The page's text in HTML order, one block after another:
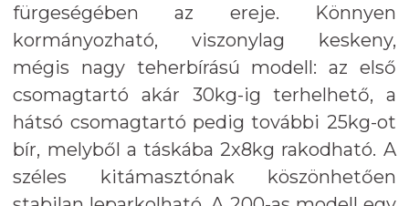
fürgeségében az ereje. Könnyen
kormányozható, viszonylag keskeny,
mégis nagy teherbírású modell: az első
csomagtartó akár 30kg-ig terhelhető, a
hátsó csomagtartó pedig további 25kg-ot
bír, melyből a táskába 2x8kg rakodható. A
széles kitámasztónak köszönhetően